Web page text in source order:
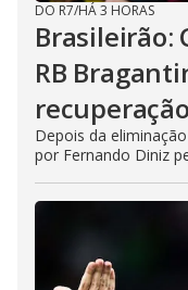
DO R7/HÁ 3 HORAS
RB
recuperação
Depois da
por Fernando Diniz